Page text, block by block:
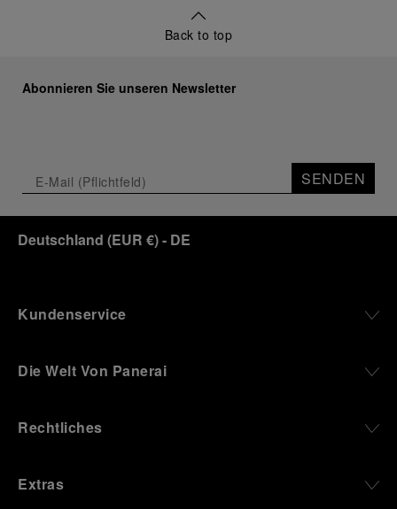
Back to top
Abonnieren Sie unseren Newsletter
SENDEN
Deutschland (EUR €)- DE
Kundenservice
Die Welt Von Panerai
Rechtliches
Extras